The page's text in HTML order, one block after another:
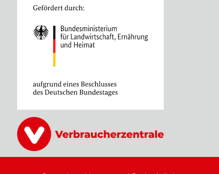
Image